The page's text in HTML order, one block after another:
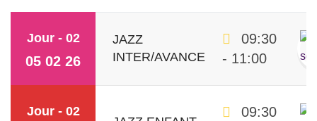
Jour - 02
05 02 26
JAZZ
INTER/AVANCE
09:30
- 11:00
Jour - 02
09:30